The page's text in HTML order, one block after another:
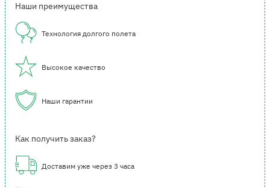
Наши преимущества
Технология долгого полета
Высокое качество
Наши гарантии
Как получить заказ?
Доставим уже через 3 часа